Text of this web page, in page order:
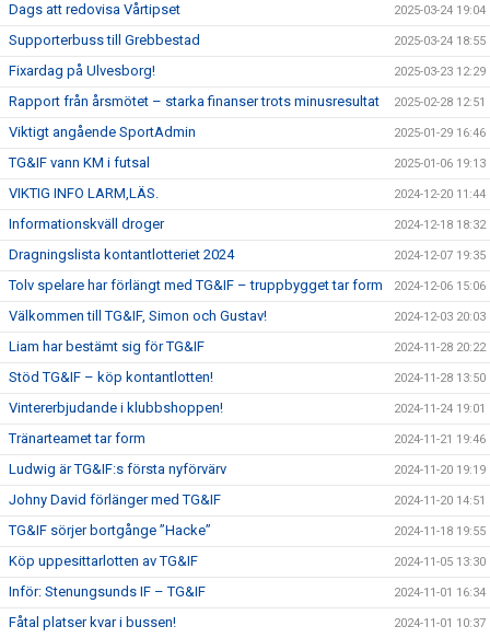
Dags att redovisa Vårtipset 2025-03-24 19:04
Supporterbuss till Grebbestad 2025-03-24 18:55
Fixardag på Ulvesborg! 2025-03-23 12:29
Rapport från årsmötet – starka finanser trots minusresultat 2025-02-28 12:51
Viktigt angående SportAdmin 2025-01-29 16:46
TG&IF vann KM i futsal 2025-01-06 19:13
VIKTIG INFO LARM,LÄS. 2024-12-20 11:44
Informationskväll droger 2024-12-18 18:32
Dragningslista kontantlotteriet 2024 2024-12-07 19:35
Tolv spelare har förlängt med TG&IF – truppbygget tar form 2024-12-06 15:06
Välkommen till TG&IF, Simon och Gustav! 2024-12-03 20:03
Liam har bestämt sig för TG&IF 2024-11-28 20:22
Stöd TG&IF – köp kontantlotten! 2024-11-28 13:50
Vintererbjudande i klubbshoppen! 2024-11-24 19:01
Tränarteamet tar form 2024-11-21 19:46
Ludwig är TG&IF:s första nyförvärv 2024-11-20 19:19
Johny David förlänger med TG&IF 2024-11-20 14:51
TG&IF sörjer bortgånge ”Hacke” 2024-11-18 19:55
Köp uppesittarlotten av TG&IF 2024-11-05 13:30
Inför: Stenungsunds IF – TG&IF 2024-11-01 16:34
Fåtal platser kvar i bussen! 2024-11-01 10:37